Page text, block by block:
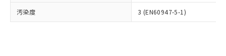
汚染度 3 (EN60947-5-1)
マイパーツ機能（部品リスト作成サー
部品在庫の切り替え状況などにより、予定
月が前後することがあります。
準値以下であることを示します。
「10」：通常の使用状況下において有害物
質が外部に漏えいし、環境に深刻な影響を
該第三者に通知します。また当社は、
販売先および販売に係わる関係者が違
法に輸出するおそれがある場合は、取
受注生産機種、また在庫状況の